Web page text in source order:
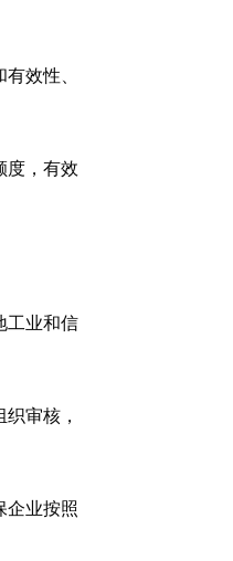
效性、
度，有效
工业和信
审核，
企业按照